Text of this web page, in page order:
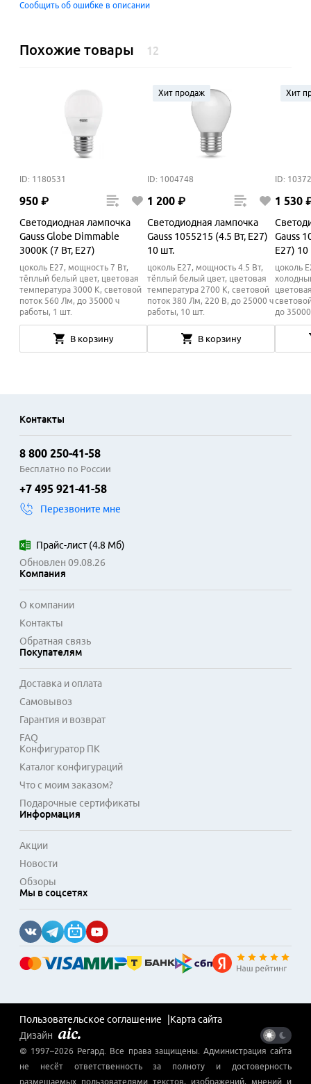
Сообщить об ошибке в описании
Похожие товары 12
ID: 1180531
950 ₽
Светодиодная лампочка
Gauss Globe Dimmable
3000K (7 Вт, E27)
цоколь E27, мощность 7 Вт,
тёплый белый цвет, цветовая
температура 3000 K, световой
поток 560 Лм, до 35000 ч
работы, 1 шт.
В корзину
Хит продаж
ID: 1004748
1 200 ₽
Светодиодная лампочка
Gauss 1055215 (4.5 Вт, E27)
10 шт.
цоколь E27, мощность 4.5 Вт,
тёплый белый цвет, цветовая
температура 2700 K, световой
поток 380 Лм, 220 В, до 25000 ч
работы, 10 шт.
В корзину
Хит
ID:
1 530
Gauss
E27) 10
цоколь
до
Контакты
8 800 250-41-58
Бесплатно по России
+7 495 921-41-58
Перезвоните мне
Прайс-лист(4.8 Мб)
Обновлен 09.08.26
Компания
О компании
Контакты
Обратная связь
Покупателям
Доставка и оплата
Самовывоз
Гарантия и возврат
FAQ
Конфигуратор ПК
Каталог конфигураций
Что с моим заказом?
Подарочные сертификаты
Информация
Акции
Новости
Обзоры
Мы в соцсетях
Пользовательское соглашение
Карта сайта
Дизайн
© 1997–2026 Регард . Все права защищены. Администрация сайта
не несёт ответственность за полноту и достоверность
размещаемых пользователями текстов, изображений, мнений и